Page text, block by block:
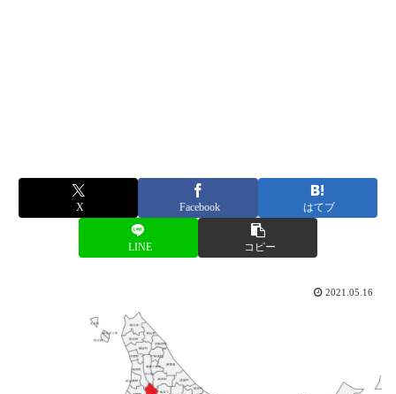
X Facebook はてブ
LINE コピー
2021.05.16